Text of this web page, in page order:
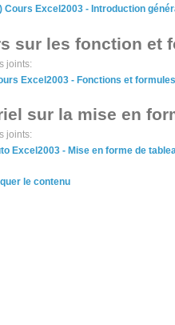
Cours Excel2003 - Introduction
sur les fonction et
joints:
Excel2003 - Fonctions et
sur la mise en
joints:
Excel2003 - Mise en forme de